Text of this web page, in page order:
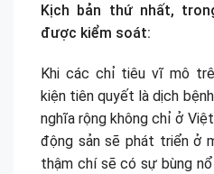
Kịch bản thứ nhất,
được kiểm soát:
Khi các chỉ tiêu vĩ mô
kiện tiên quyết là dịch
nghĩa rộng không chỉ ở
động sản sẽ phát triển ở
thậm chí sẽ có sự bùng